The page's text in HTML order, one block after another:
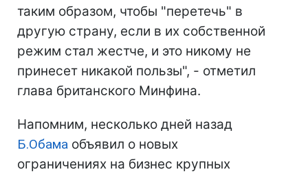
таким образом, чтобы "перетечь" в
другую страну, если в их собственной
режим стал жестче, и это никому не
принесет никакой пользы", - отметил
глава британского Минфина.
Напомним, несколько дней назад
Б.Обама объявил о новых
ограничениях на бизнес крупных